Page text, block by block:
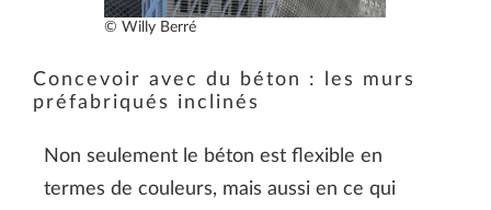
© Willy Berré
Concevoir avec du béton : les murs
préfabriqués inclinés
Non seulement le béton est flexible en
termes de couleurs, mais aussi en ce qui